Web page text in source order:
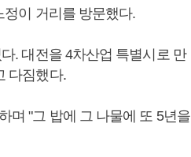
이 거리를 방문했다.
. 대전을 4차산업 특별시로 만
다짐했다.
며 "그 밥에 그 나물에 또 5년을